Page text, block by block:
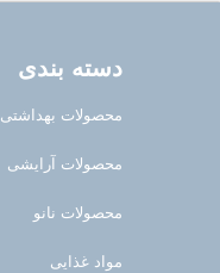
دسته بندی
محصولات بهداشتی
محصولات آرایشی
محصولات نانو
مواد غذایی